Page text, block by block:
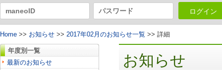
ログイン
Home >> お知らせ >> 2017年02月のお知らせ一覧 >> 詳細
年度別一覧
最新のお知らせ
お知らせ